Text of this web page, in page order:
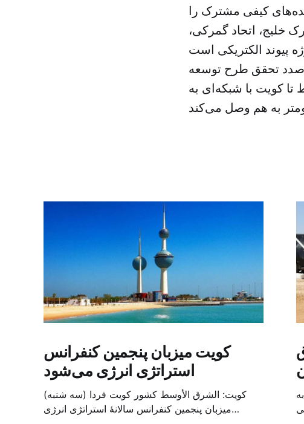
کیفی مشترک را
خلیج، اتحاد گمرکی،
تحقق طرح توسعه
کویت با شبکه‌ای به
کویت میزبان پنجمین کنفرانس
استراتژی انرژی می‌شود
کویت: الشرق الأوسط کشور کویت فردا (سه شنبه)
میزبان پنجمین کنفرانس سالانهٔ استراتژی انرژی